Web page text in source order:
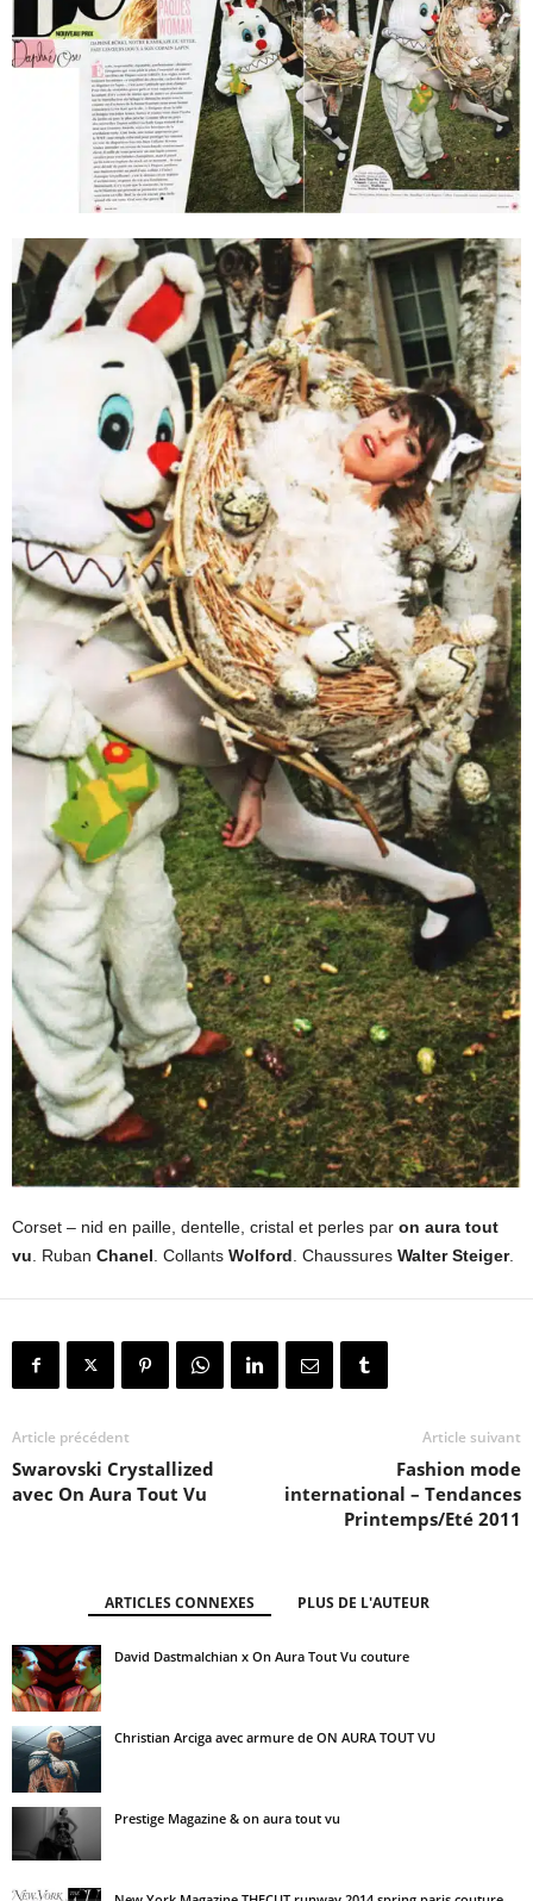
Corset – nid en paille, dentelle, cristal et perles par on aura tout
vu. Ruban Chanel. Collants Wolford. Chaussures Walter Steiger.
Article précédent
Swarovski Crystallized
avec On Aura Tout Vu
Article suivant
Fashion mode
international – Tendances
Printemps/Eté 2011
ARTICLES CONNEXES PLUS DE L'AUTEUR
David Dastmalchian x On Aura Tout Vu couture
Christian Arciga avec armure de ON AURA TOUT VU
Prestige Magazine & on aura tout vu